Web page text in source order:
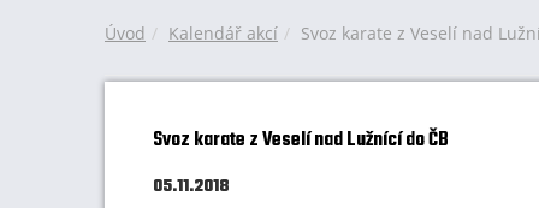
Úvod Kalendář akcí Svoz karate z Veselí nad
Svoz karate z Veselí nad Lužnící do ČB
05.11.2018